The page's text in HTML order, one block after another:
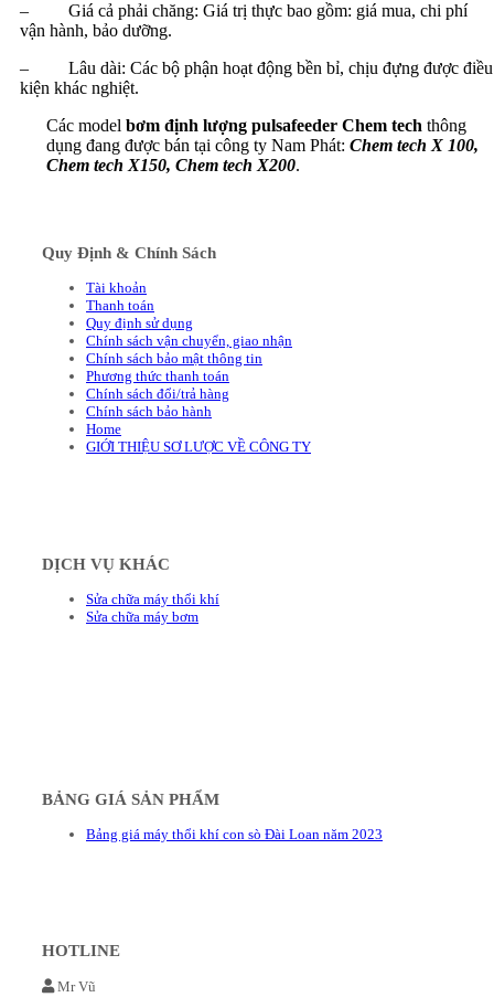
– Giá cả phải chăng: Giá trị thực bao gồm: giá mua, chi phí
vận hành, bảo dưỡng.
– Lâu dài: Các bộ phận hoạt động bền bỉ, chịu đựng được điều
kiện khác nghiệt.
Các model bơm định lượng pulsafeeder Chem tech thông
dụng đang được bán tại công ty Nam Phát: Chem tech X 100,
Chem tech X150, Chem tech X200.
Quy Định & Chính Sách
Tài khoản
Thanh toán
Quy định sử dụng
Chính sách vận chuyển, giao nhận
Chính sách bảo mật thông tin
Phương thức thanh toán
Chính sách đổi/trả hàng
Chính sách bảo hành
Home
GIỚI THIỆU SƠ LƯỢC VỀ CÔNG TY
DỊCH VỤ KHÁC
Sửa chữa máy thổi khí
Sửa chữa máy bơm
BẢNG GIÁ SẢN PHẨM
Bảng giá máy thổi khí con sò Đài Loan năm 2023
HOTLINE
Mr Vũ